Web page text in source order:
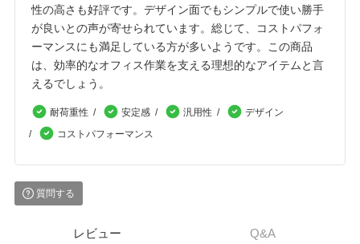
性の高さも好評です。デザイン面でもシンプルで使い勝手
が良いとの声が寄せられています。総じて、コストパフォ
ーマンスにも満足している方が多いようです。この商品
は、効率的なオフィス作業を支える理想的なアイテムと言
えるでしょう。
耐荷重性 安定感 汎用性
デザイン
コストパフォーマンス
質問する
レビュー Q&A